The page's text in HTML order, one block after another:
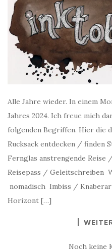
Alle Jahre wieder. In einem
Jahres 2024. Ich freue mich
folgenden Begriffen. Hier die
Rucksack entdecken /
Fernglas anstrengende
Reisepass / Geleitschreiben
nomadisch Imbiss /
Horizont […]
Noch keine